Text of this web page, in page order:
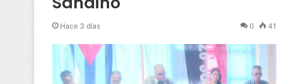
Hace 3 días 0 41